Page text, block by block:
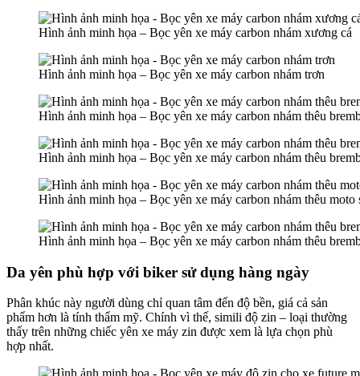
Hình ảnh minh họa – Bọc yên xe máy carbon nhám xương cá
Hình ảnh minh họa – Bọc yên xe máy carbon nhám trơn
Hình ảnh minh họa – Bọc yên xe máy carbon nhám thêu
Hình ảnh minh họa – Bọc yên xe máy carbon nhám thêu
Hình ảnh minh họa – Bọc yên xe máy carbon nhám thêu moto
Hình ảnh minh họa – Bọc yên xe máy carbon nhám thêu
Da yên phù hợp với biker sử dụng hàng ngày
Phân khúc này người dùng chỉ quan tâm đến độ bền, giá cả sản
phẩm hơn là tính thẩm mỹ. Chính vì thế, simili độ zin – loại thường
thấy trên những chiếc yên xe máy zin được xem là lựa chọn phù
hợp nhất.